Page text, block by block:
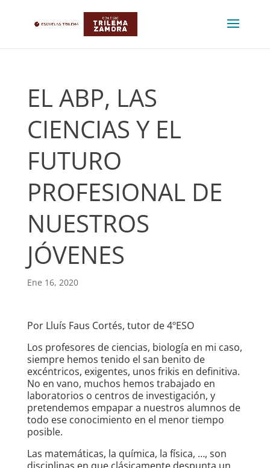
EL ABP, LAS
CIENCIAS Y EL
FUTURO
PROFESIONAL DE
NUESTROS
JÓVENES
Ene 16, 2020
Por Lluís Faus Cortés, tutor de 4ºESO
Los profesores de ciencias, biología en mi caso,
siempre hemos tenido el san benito de
excéntricos, exigentes, unos frikis en definitiva.
No en vano, muchos hemos trabajado en
laboratorios o centros de investigación, y
pretendemos empapar a nuestros alumnos de
todo ese conocimiento en el menor tiempo
posible.
Las matemáticas, la química, la física, …, son